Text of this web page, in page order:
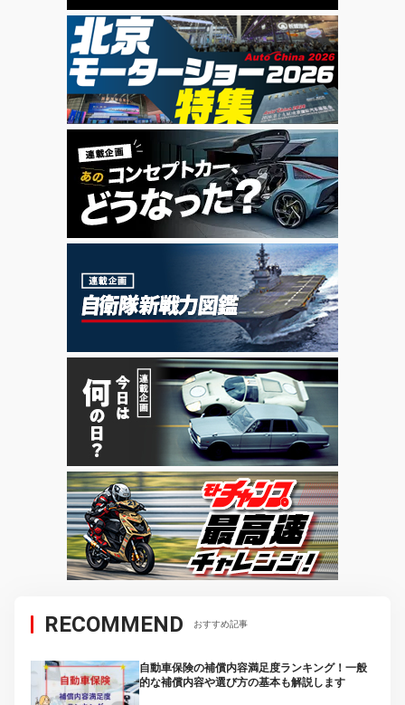
RECOMMEND おすすめ記事
自動車保険の補償内容満足度ランキング！一般
的な補償内容や選び方の基本も解説します